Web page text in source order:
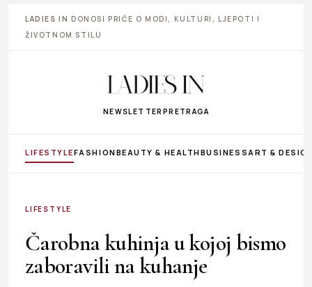
LADIES IN DONOSI PRIČE O MODI, KULTURI, LJEPOTI I
ŽIVOTNOM STILU
NEWSLETTER PRETRAGA
LIFESTYLEFASHIONBEAUTY & HEALTHBUSINESS ART &
LIFESTYLE
Čarobna kuhinja u kojoj bismo
zaboravili na kuhanje